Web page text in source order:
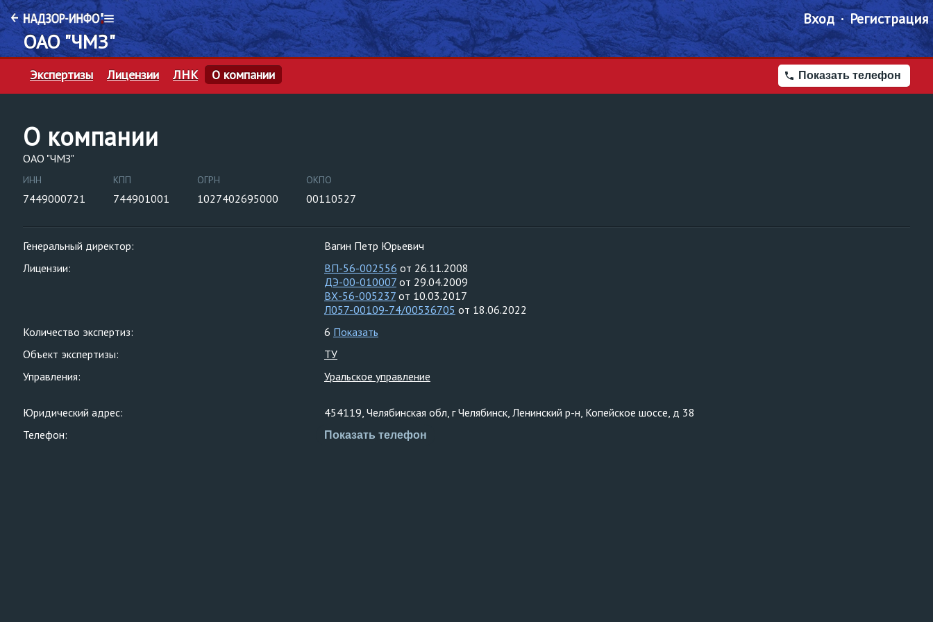
ОАО "ЧМЗ"
Вход Регистрация
Экспертизы Лицензии ЛНК О компании Показать телефон
О компании
ОАО "ЧМЗ"
ИНН
7449000721
КПП
744901001
ОГРН
1027402695000
ОКПО
00110527
Генеральный директор:
Вагин Петр Юрьевич
Лицензии:
ВП-56-002556 от 26.11.2008
ДЭ-00-010007 от 29.04.2009
ВХ-56-005237 от 10.03.2017
Л057-00109-74/00536705 от 18.06.2022
Количество экспертиз:
6 Показать
Объект экспертизы:
ТУ
Управления:
Уральское управление
Юридический адрес:
454119, Челябинская обл, г Челябинск, Ленинский р-н, Копейское шоссе, д 38
Телефон:
Показать телефон